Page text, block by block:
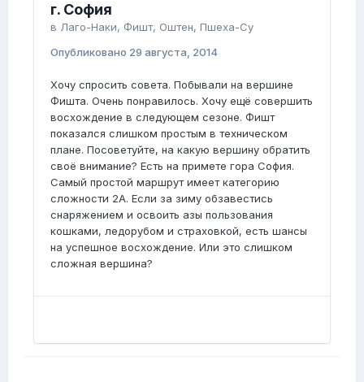
г. София
в Лаго-Наки, Фишт, Оштен, Пшеха-Су
Опубликовано 29 августа, 2014
Хочу спросить совета. Побывали на вершине
Фишта. Очень понравилось. Хочу ещё совершить
восхождение в следующем сезоне. Фишт
показался слишком простым в техническом
плане. Посоветуйте, на какую вершину обратить
своё внимание? Есть на примете гора София.
Самый простой маршрут имеет категорию
сложности 2А. Если за зиму обзавестись
снаряжением и освоить азы пользования
кошками, ледорубом и страховкой, есть шансы
на успешное восхождение. Или это слишком
сложная вершина?